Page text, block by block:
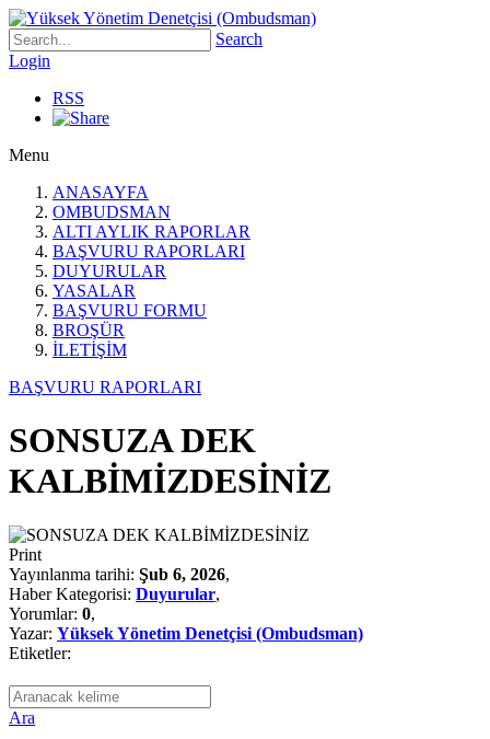
Search
Login
RSS
Menu
ANASAYFA
OMBUDSMAN
ALTI AYLIK RAPORLAR
BAŞVURU RAPORLARI
DUYURULAR
YASALAR
BAŞVURU FORMU
BROŞÜR
İLETİŞİM
BAŞVURU RAPORLARI
SONSUZA DEK
KALBİMİZDESİNİZ
Print
Yayınlanma tarihi: Şub 6, 2026,
Haber Kategorisi: Duyurular,
Yorumlar: 0,
Yazar: Yüksek Yönetim Denetçisi (Ombudsman)
Etiketler:
Ara